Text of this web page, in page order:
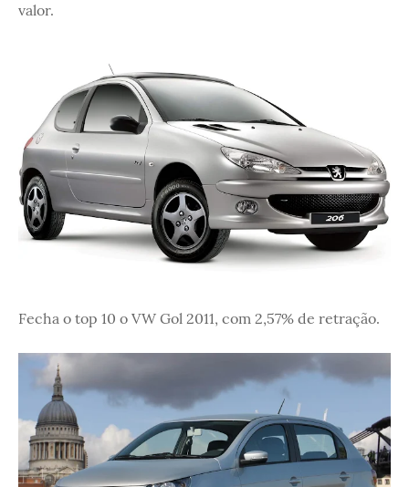
valor.
Fecha o top 10 o VW Gol 2011, com 2,57% de retração.